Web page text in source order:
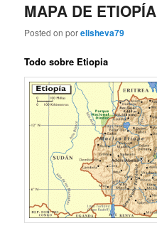
MAPA DE ETIOPÍA
Posted onporelisheva79
Todo sobre Etiopia